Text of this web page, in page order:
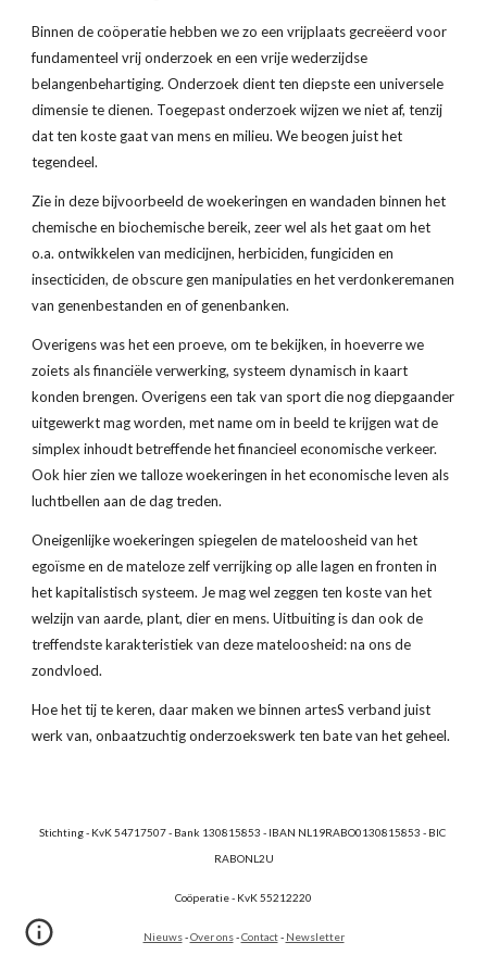
Binnen de coöperatie hebben we zo een vrijplaats gecreëerd voor
fundamenteel vrij onderzoek en een vrije wederzijdse
belangenbehartiging. Onderzoek dient ten diepste een universele
dimensie te dienen. Toegepast onderzoek wijzen we niet af, tenzij
dat ten koste gaat van mens en milieu. We beogen juist het
tegendeel.
Zie in deze bijvoorbeeld de woekeringen en wandaden binnen het
chemische en biochemische bereik, zeer wel als het gaat om het
o.a. ontwikkelen van medicijnen, herbiciden, fungiciden en
insecticiden, de obscure gen manipulaties en het verdonkeremanen
van genenbestanden en of genenbanken.
Overigens was het een proeve, om te bekijken, in hoeverre we
zoiets als financiële verwerking, systeem dynamisch in kaart
konden brengen. Overigens een tak van sport die nog diepgaander
uitgewerkt mag worden, met name om in beeld te krijgen wat de
simplex inhoudt betreffende het financieel economische verkeer.
Ook hier zien we talloze woekeringen in het economische leven als
luchtbellen aan de dag treden.
Oneigenlijke woekeringen spiegelen de mateloosheid van het
egoïsme en de mateloze zelf verrijking op alle lagen en fronten in
het kapitalistisch systeem. Je mag wel zeggen ten koste van het
welzijn van aarde, plant, dier en mens. Uitbuiting is dan ook de
treffendste karakteristiek van deze mateloosheid: na ons de
zondvloed.
Hoe het tij te keren, daar maken we binnen artesS verband juist
werk van, onbaatzuchtig onderzoekswerk ten bate van het geheel.
Stichting - KvK 54717507 - Bank 130815853 - IBAN NL19RABO0130815853 - BIC
RABONL2U
Coöperatie - KvK 55212220
Nieuws - Over ons - Contact - Newsletter